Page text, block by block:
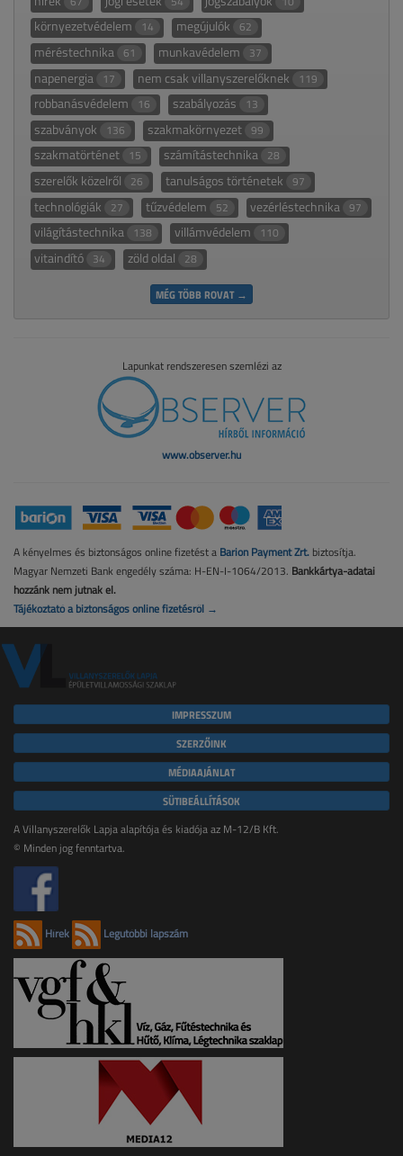
környezetvédelem 14 megújulók 62
méréstechnika 61 munkavédelem 37
napenergia 17 nem csak villanyszerelőknek 119
robbanásvédelem 16 szabályozás 13
szabványok 136 szakmakörnyezet 99
szakmatörténet 15 számítástechnika 28
szerelők közelről 26 tanulságos történetek 97
technológiák 27 tűzvédelem 52 vezérléstechnika 97
világítástechnika 138 villámvédelem 110
vitaindító 34 zöld oldal 28
MÉG TÖBB ROVAT →
Lapunkat rendszeresen szemlézi az
www.observer.hu
A kényelmes és biztonságos online fizetést a Barion Payment Zrt. biztosítja.
Magyar Nemzeti Bank engedély száma: H-EN-I-1064/2013. Bankkártya-adatai
hozzánk nem jutnak el.
Tájékoztató a biztonságos online fizetésről →
IMPRESSZUM
SZERZŐINK
MÉDIAAJÁNLAT
SÜTIBEÁLLÍTÁSOK
A Villanyszerelők Lapja alapítója és kiadója az M-12/B Kft.
© Minden jog fenntartva.
Hírek Legutóbbi lapszám